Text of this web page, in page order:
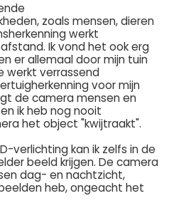
zoals mensen, dieren
werkt
Ik vond het ook erg
er allemaal door mijn tuin
werkt verrassend
voor mijn
de camera mensen en
ik heb nog nooit
het object "kwijtraakt".
verlichting kan ik zelfs in de
beeld krijgen. De camera
dag- en nachtzicht,
heb, ongeacht het